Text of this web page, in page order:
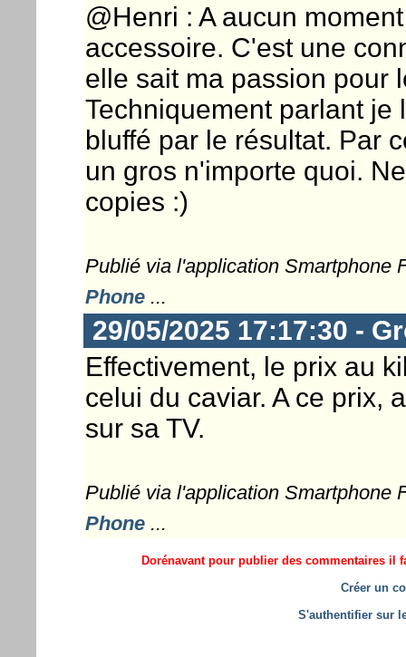
@Henri : A aucun
accessoire. C'est une
elle sait ma passion pour
Techniquement parlant
bluffé par le résultat. Par
un gros n'importe quoi.
copies :)
Publié via l'application Smartphone
Phone...
29/05/2025 17:17:30 -
Effectivement, le prix au
celui du caviar. A ce prix,
sur sa TV.
Publié via l'application Smartphone
Phone...
Dorénavant pour publier des commentaires il
Créer un
S'authentifier sur